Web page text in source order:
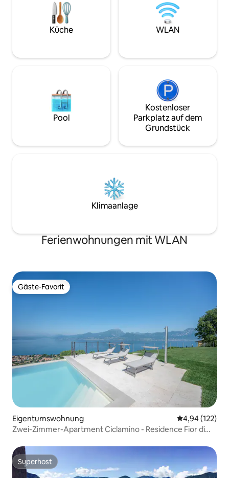
wiederzuentdecken. Die Insel, die zu
Fuß oder mit dem Fahrrad erkundet
werden kann, bietet Atmosphären und
Ausblicke aus anderen Zeiten. CIR
langsam
Holz und alpiner
den Augen und
langsamer wird.
Küche WLAN
Pool
Kostenloser
Parkplatz auf dem
Grundstück
Klimaanlage
Ferienwohnungen mit WLAN
Gäste-Favorit
Gäste-Favorit
Eigentumswohnung
4,94 (122)
Zwei-Zimmer-Apartment Ciclamino - Residence Fior di
Superhost
Superhost